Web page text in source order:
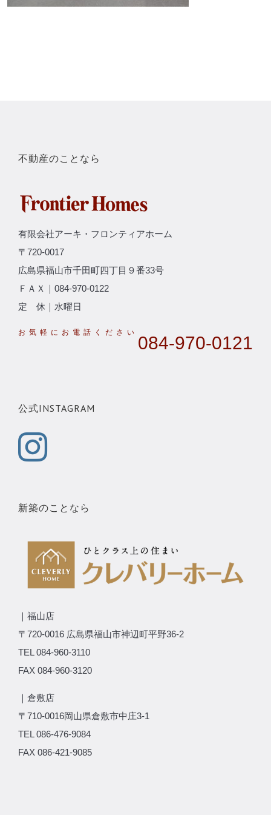
不動産のことなら
有限会社アーキ・フロンティアホーム
〒720-0017
広島県福山市千田町四丁目９番33号
ＦＡＸ｜084-970-0122
定 休｜水曜日
084-970-0121
公式INSTAGRAM
新築のことなら
｜福山店
〒720-0016 広島県福山市神辺町平野36-2
TEL 084-960-3110
FAX 084-960-3120
｜倉敷店
〒710-0016岡山県倉敷市中庄3-1
TEL 086-476-9084
FAX 086-421-9085